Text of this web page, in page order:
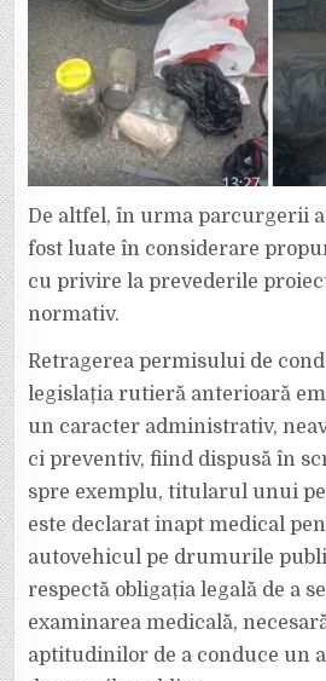
De altfel, în urma parcurgerii
fost luate în considerare
cu privire la prevederile
normativ.
Retragerea permisului de
legislația rutieră anterioară
un caracter administrativ,
ci preventiv, fiind dispusă în
spre exemplu, titularul unui
este declarat inapt medical
autovehicul pe drumurile
respectă obligația legală de a
examinarea medicală,
aptitudinilor de a conduce un